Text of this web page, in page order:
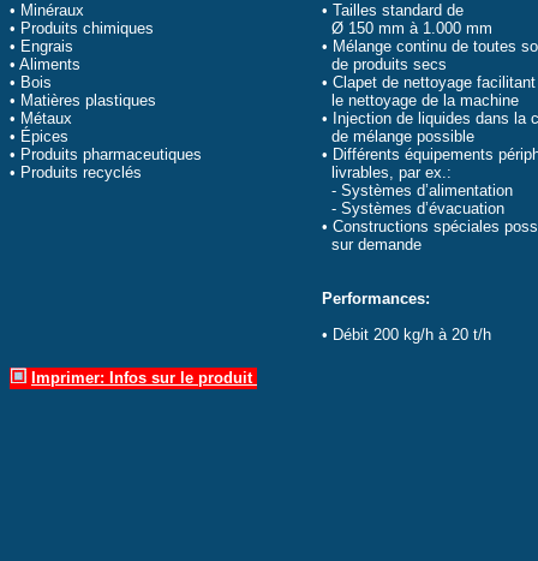
• Minéraux
• Produits chimiques
• Engrais
• Aliments
• Bois
• Matières plastiques
• Métaux
• Épices
• Produits pharmaceutiques
• Produits recyclés
• Tailles standard de
Ø 150 mm à 1.000 mm
• Mélange continu de toutes
de produits secs
• Clapet de nettoyage facilitant
le nettoyage de la machine
• Injection de liquides dans la
de mélange possible
• Différents équipements
livrables, par ex.:
- Systèmes d’alimentation
- Systèmes d’évacuation
• Constructions spéciales
sur demande
Performances:
• Débit 200 kg/h à 20 t/h
Imprimer: Infos sur le produit